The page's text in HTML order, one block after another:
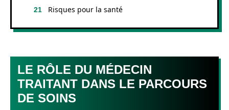
Risques pour la santé
LE RÔLE DU MÉDECIN
TRAITANT DANS LE PARCOURS
DE SOINS